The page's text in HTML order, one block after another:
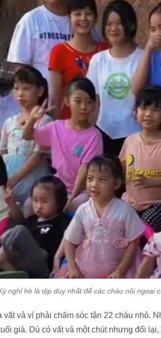
nghỉ hè là dịp duy nhất để các cháu nội ngoại
vả vì phải chăm sóc tận 22 cháu nhỏ.
già. Dù có vất vả một chút nhưng đổi